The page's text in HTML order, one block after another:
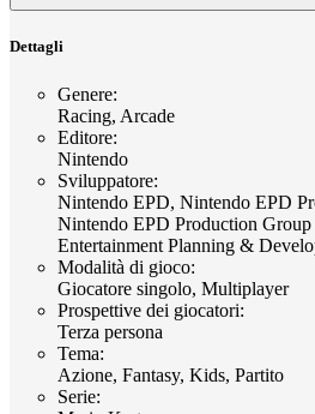
Dettagli
Genere:
Racing, Arcade
Editore:
Nintendo
Sviluppatore:
Nintendo EPD, Nintendo EPD
Nintendo EPD Production
Entertainment Planning &
Modalità di gioco:
Giocatore singolo, Multiplayer
Prospettive dei giocatori:
Terza persona
Tema:
Azione, Fantasy, Kids, Partito
Serie: